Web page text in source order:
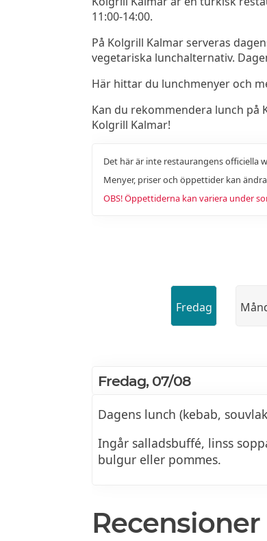
11:00-14:00.
På Kolgrill Kalmar serveras
vegetariska lunchalternativ.
Här hittar du lunchmenyer och
Kan du rekommendera lunch på
Kolgrill Kalmar!
Det här är inte restaurangens officiella
Menyer, priser och öppettider kan
OBS! Öppettiderna kan variera under
Fredag
Fredag, 07/08
Dagens lunch (kebab,
Ingår salladsbuffé, linss
bulgur eller pommes.
Recensioner